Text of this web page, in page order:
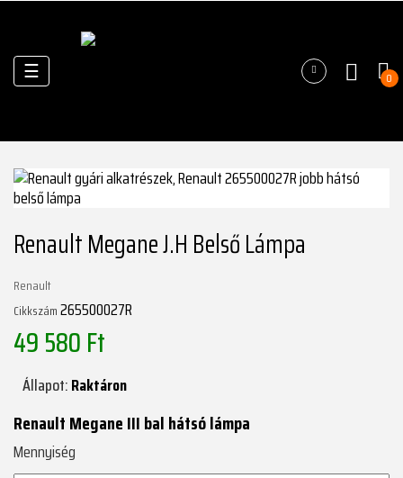
Váltás
a
☰ 0
Renault Megane J.H Belső Lámpa
Renault
Cikkszám265500027R
49 580 Ft
Állapot:Raktáron
Renault Megane III bal hátsó lámpa
Mennyiség